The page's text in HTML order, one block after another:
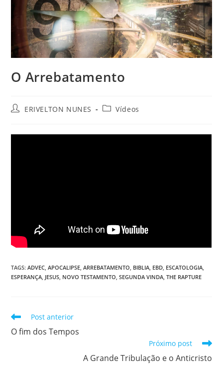
O Arrebatamento
ERIVELTON NUNES Vídeos
TAGS:ADVEC APOCALIPSE ARREBATAMENTO BIBLIA EBD ESCATOLOGIA
ESPERANÇA JESUS NOVO TESTAMENTO SEGUNDA VINDA THE RAPTURE
Post anterior
O fim dos Tempos
Próximo post
A Grande Tribulação e o Anticristo